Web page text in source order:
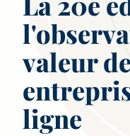
valeur
ligne